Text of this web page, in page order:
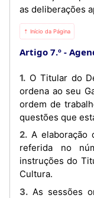
as deliberações
⇡ Início da Página
Artigo 7.º
1. O Titular do Departamento Ministerial da Cultura,
ordena ao seu
ordem de
questões que
2. A elaboração do projecto da ordem de trabalhos
referida no
instruções do
Cultura.
3. As sessões ordinárias do CDR são convocadas,